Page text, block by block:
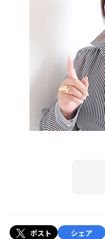
ポスト シェア